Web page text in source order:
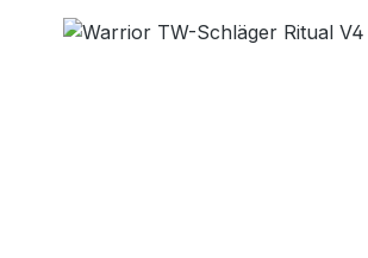
Bildergalerie überspringen